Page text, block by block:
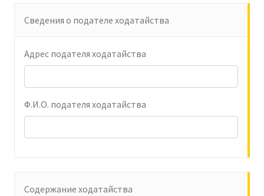
Сведения о подателе ходатайства
Адрес подателя ходатайства
Ф.И.О. подателя ходатайства
Содержание ходатайства